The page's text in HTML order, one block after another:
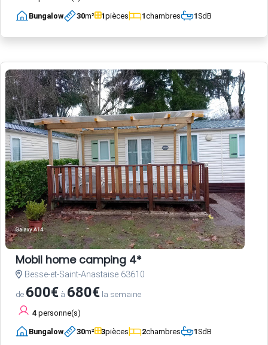
Bungalow 30m² 1pièces 1chambres 1SdB
Mobil home camping 4*
Besse-et-Saint-Anastaise 63610
de 600€ à 680€ la semaine
4 personne(s)
Bungalow 30m² 3pièces 2chambres 1SdB